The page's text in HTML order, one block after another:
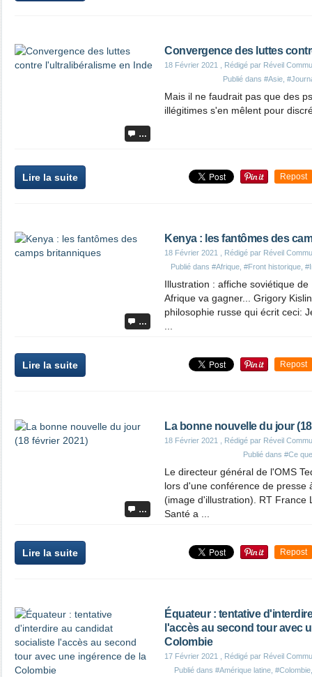
…
Convergence des luttes
18 Février 2021
, Rédigé par Réveil
Publié dans #Asie
Mais il ne faudrait pas que des
illégitimes s'en mêlent pour
Lire la suite Repost
…
Kenya : les fantômes des
18 Février 2021
, Rédigé par Réveil
Publié dans #Afrique #Front historique
Illustration : affiche soviétique
Afrique va gagner... Grigory
philosophie russe qui écrit ceci:
Lire la suite Repost
…
La bonne nouvelle du jour
18 Février 2021
, Rédigé par Réveil
Publié dans #Ce
Le directeur général de l'OMS
lors d'une conférence de presse
(image d'illustration). RT France
Santé a ...
Lire la suite Repost
Équateur : tentative
l'accès au second tour avec
Colombie
17 Février 2021
, Rédigé par Réveil
Publié dans #Amérique latine #Colombie